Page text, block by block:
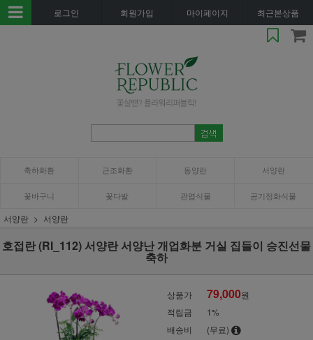
로그인 회원가입 마이페이지 최근본상품
축하화환 근조화환 동양란 서양란
꽃바구니 꽃다발 관엽식물 공기정화식물
서양란 서양란
호접란 (RI_112) 서양란 서양난 개업화분 거실 집들이 승진선물
축하
상품가 79,000원
적립금
1%
배송비
(무료)